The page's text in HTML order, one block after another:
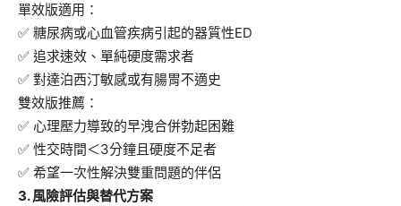
單效版適用：
✅ 糖尿病或心血管疾病引起的器質性ED
✅ 追求速效、單純硬度需求者
✅ 對達泊西汀敏感或有腸胃不適史
雙效版推薦：
✅ 心理壓力導致的早洩合併勃起困難
✅ 性交時間＜3分鐘且硬度不足者
✅ 希望一次性解決雙重問題的伴侶
3. 風險評估與替代方案